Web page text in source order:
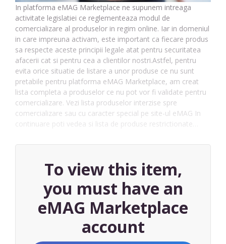
In platforma eMAG Marketplace ne supunem intreaga
activitate legislatiei ce reglementeaza modul de
comercializare al produselor in regim online. Iar in domeniul
in care impreuna activam, este important ca fiecare produs
sa respecte aceste principii legale atat pentru securitatea
afacerii cat si pentru cea a clientilor nostri.Astfel, pentru
evita orice situatie de listare a unor produse ce nu sunt
pretabile pentru platforma eMAG Marketplace, am creat
lista completa a produselor ce nu pot vor fi validate pentru
comercializare. Vezi lista produselor interzise spre
comercializare sau cu caracter special pe site-ul eMAG In
continuare poti vedea si lista de produse restrictionate…
To view this item,
you must have an
eMAG Marketplace
account